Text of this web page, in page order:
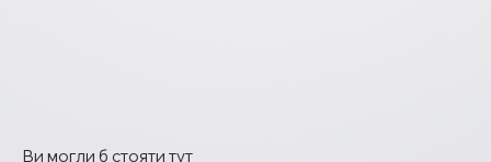
Ви могли б стояти тут